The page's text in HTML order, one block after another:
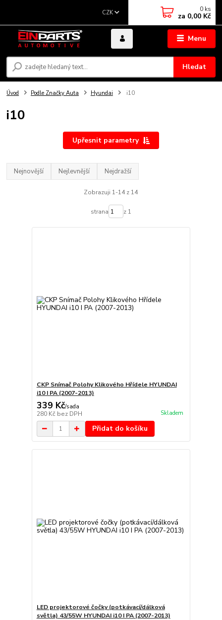
Menu
CZK
Hledat
0 ks
za 0,00 Kč
Úvod Podle Značky Auta Hyundai i10
i10
Upřesnit parametry
Nejnovější Nejlevnější Nejdražší
Zobrazuji 1-14 z 14
strana z 1
CKP Snímač Polohy Klikového Hřídele HYUNDAI
i10 I PA (2007-2013)
339 Kč/sada
280 Kč bez DPH Skladem
Přidat do košíku
LED projektorové čočky (potkávací/dálková
světla) 43/55W HYUNDAI i10 I PA (2007-2013)